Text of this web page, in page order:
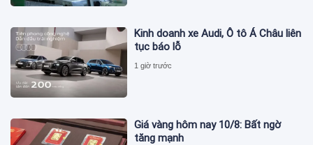
Kinh doanh xe Audi, Ô tô Á Châu liên
tục báo lỗ
1 giờ trước
Giá vàng hôm nay 10/8: Bất ngờ
tăng mạnh